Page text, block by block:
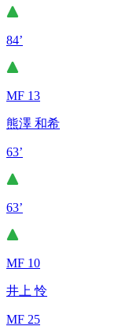
84’
MF 13
熊澤 和希
63’
63’
MF 10
井上 怜
MF 25